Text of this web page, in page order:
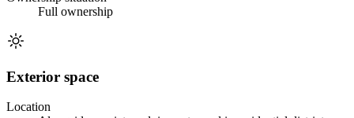
Full ownership
Exterior space
Location